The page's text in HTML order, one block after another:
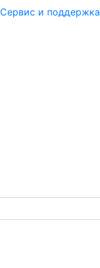
Сервис и поддержка